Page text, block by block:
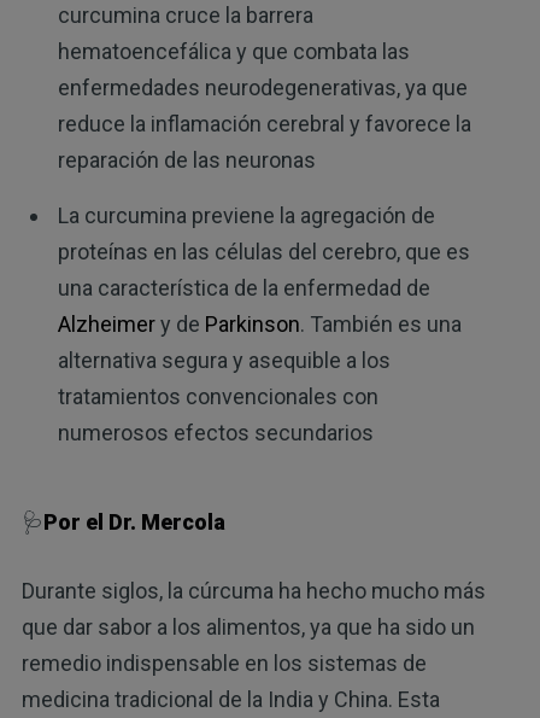
curcumina cruce la barrera
hematoencefálica y que combata las
enfermedades neurodegenerativas, ya que
reduce la inflamación cerebral y favorece la
reparación de las neuronas
La curcumina previene la agregación de
proteínas en las células del cerebro, que es
una característica de la enfermedad de
Alzheimery de Parkinson. También es una
alternativa segura y asequible a los
tratamientos convencionales con
numerosos efectos secundarios
🩺Por el Dr. Mercola
Durante siglos, la cúrcuma ha hecho mucho más
que dar sabor a los alimentos, ya que ha sido un
remedio indispensable en los sistemas de
medicina tradicional de la India y China. Esta